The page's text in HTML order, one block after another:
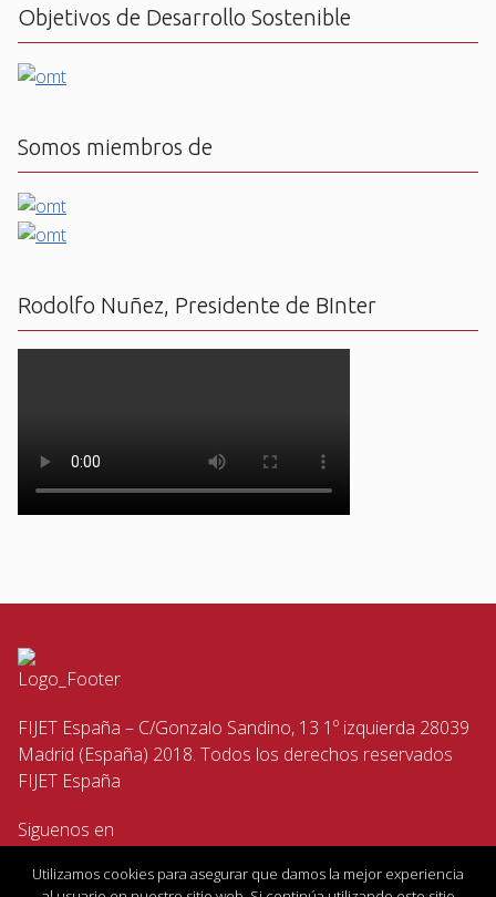
Objetivos de Desarrollo Sostenible
Somos miembros de
Rodolfo Nuñez, Presidente de BInter
FIJET España – C/Gonzalo Sandino, 13 1º izquierda 28039
Madrid (España) 2018. Todos los derechos reservados
FIJET España
Siguenos en
Utilizamos cookies para asegurar que damos la mejor experiencia